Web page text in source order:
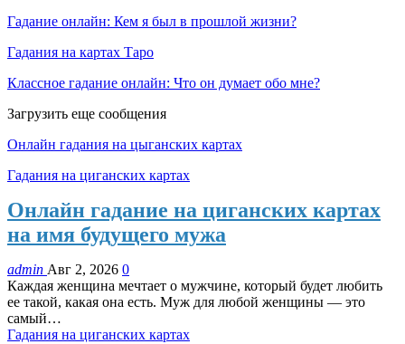
Гадание онлайн: Кем я был в прошлой жизни?
Гадания на картах Таро
Классное гадание онлайн: Что он думает обо мне?
Загрузить еще сообщения
Онлайн гадания на цыганских картах
Гадания на циганских картах
Онлайн гадание на циганских картах
на имя будущего мужа
admin Авг 2, 2026 0
Каждая женщина мечтает о мужчине, который будет любить
ее такой, какая она есть. Муж для любой женщины — это
самый…
Гадания на циганских картах